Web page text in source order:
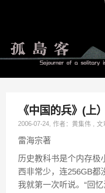
《中国的兵》(上）
2006-07-24, 作者：黄集伟 ,文
雷海宗著
历史教科书是个内存极
西非常少，连256GB都
我就第一次听说。“回